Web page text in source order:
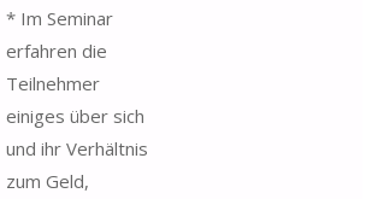
* Im Seminar
erfahren die
Teilnehmer
einiges über sich
und ihr Verhältnis
zum Geld,